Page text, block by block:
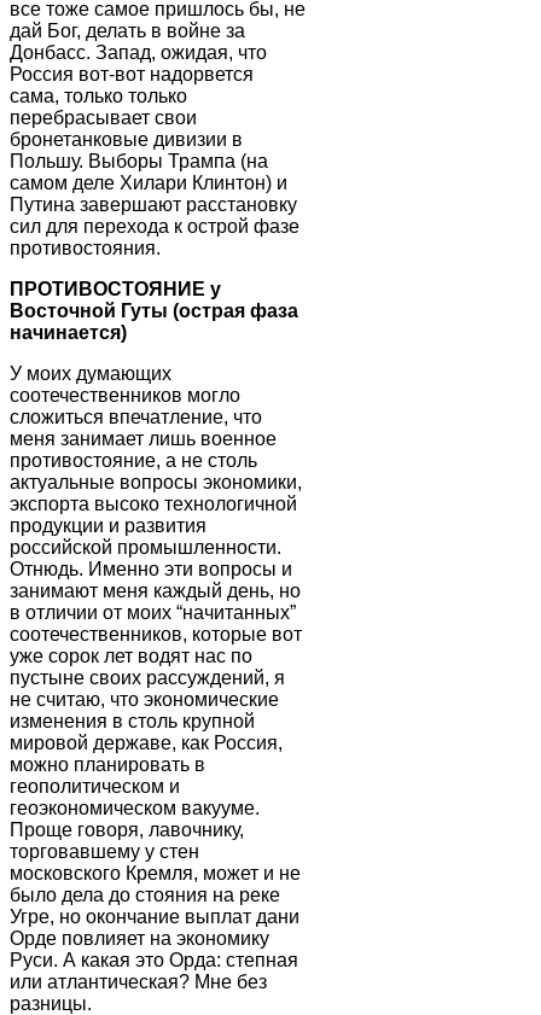
все тоже самое пришлось бы, не
дай Бог, делать в войне за
Донбасс. Запад, ожидая, что
Россия вот-вот надорвется
сама, только только
перебрасывает свои
бронетанковые дивизии в
Польшу. Выборы Трампа (на
самом деле Хилари Клинтон) и
Путина завершают расстановку
сил для перехода к острой фазе
противостояния.
ПРОТИВОСТОЯНИЕ у
Восточной Гуты (острая фаза
начинается)
У моих думающих
соотечественников могло
сложиться впечатление, что
меня занимает лишь военное
противостояние, а не столь
актуальные вопросы экономики,
экспорта высоко технологичной
продукции и развития
российской промышленности.
Отнюдь. Именно эти вопросы и
занимают меня каждый день, но
в отличии от моих “начитанных”
соотечественников, которые вот
уже сорок лет водят нас по
пустыне своих рассуждений, я
не считаю, что экономические
изменения в столь крупной
мировой державе, как Россия,
можно планировать в
геополитическом и
геоэкономическом вакууме.
Проще говоря, лавочнику,
торговавшему у стен
московского Кремля, может и не
было дела до стояния на реке
Угре, но окончание выплат дани
Орде повлияет на экономику
Руси. А какая это Орда: степная
или атлантическая? Мне без
разницы.